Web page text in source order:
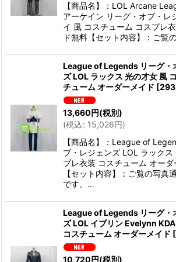
【商品名】：LOL Arcane
アーケイン リーグ・オブ・レ
イ 風 コスチューム コスプレ
ド無料【セット内容】：ご覧
League of Legends リーグ・
ズ LOL ラックス 光の才女 風
チューム オーダーメイド [
13,660円(税別)
(税込: 15,026円)
【商品名】：League of
ブ・レジェンズ LOL ラックス
プレ衣装 コスチューム オー
【セット内容】：ご覧の写真
です。…
League of Legends リーグ・
ズ LOL イブリン Evelynn
コスチューム オーダーメイド [
10,720円(税別)